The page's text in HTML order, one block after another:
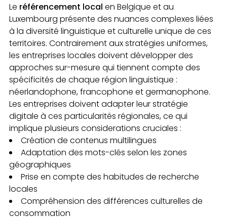
Le référencement local en Belgique et au
Luxembourg présente des nuances complexes liées
à la diversité linguistique et culturelle unique de ces
territoires. Contrairement aux stratégies uniformes,
les entreprises locales doivent développer des
approches sur-mesure qui tiennent compte des
spécificités de chaque région linguistique :
néerlandophone, francophone et germanophone.
Les entreprises doivent adapter leur stratégie
digitale à ces particularités régionales, ce qui
implique plusieurs considerations cruciales :
Création de contenus multilingues
Adaptation des mots-clés selon les zones
géographiques
Prise en compte des habitudes de recherche
locales
Compréhension des différences culturelles de
consommation